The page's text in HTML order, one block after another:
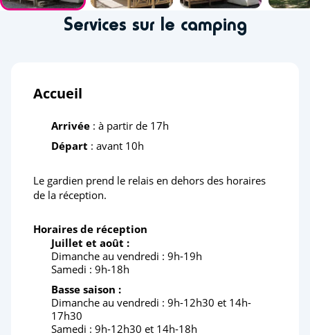
Services sur le camping
Accueil
Arrivée : à partir de 17h
Départ : avant 10h
Le gardien prend le relais en dehors des horaires
de la réception.
Horaires de réception
Juillet et août :
Dimanche au vendredi : 9h-19h
Samedi : 9h-18h
Basse saison :
Dimanche au vendredi : 9h-12h30 et 14h-
17h30
Samedi : 9h-12h30 et 14h-18h